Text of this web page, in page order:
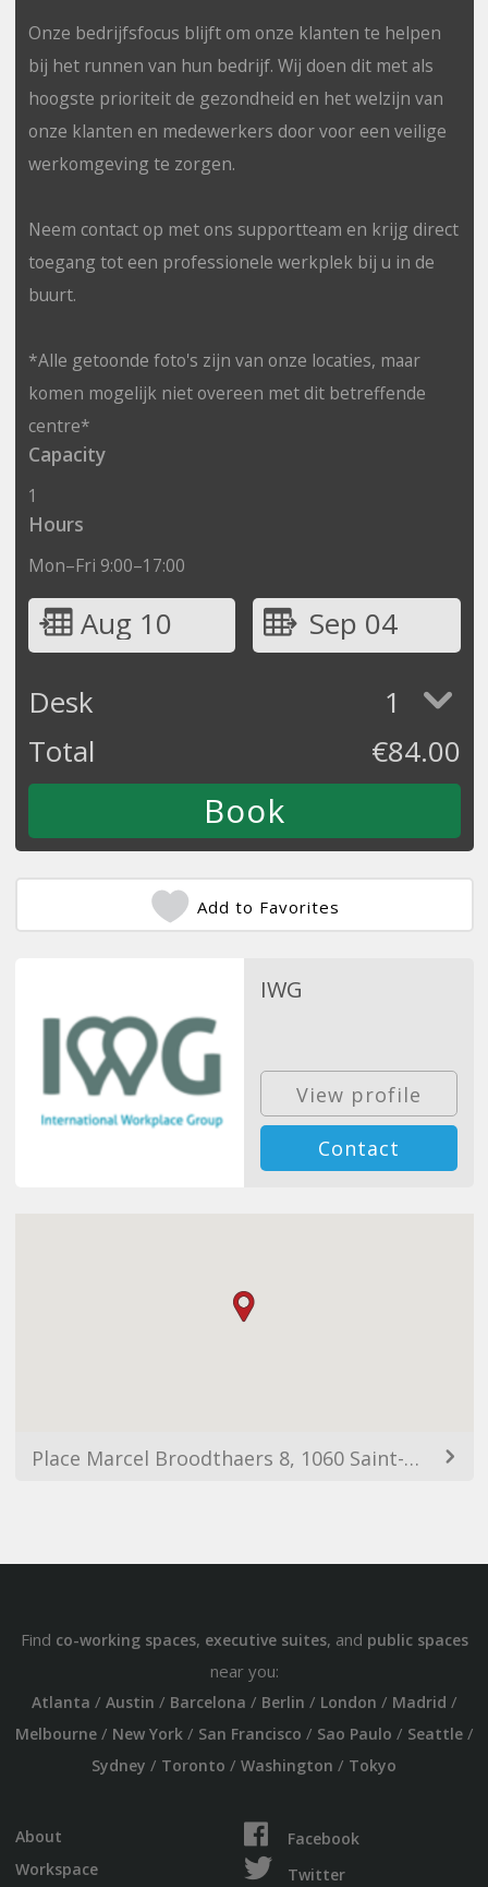
Onze bedrijfsfocus blijft om onze klanten te helpen
bij het runnen van hun bedrijf. Wij doen dit met als
hoogste prioriteit de gezondheid en het welzijn van
onze klanten en medewerkers door voor een veilige
werkomgeving te zorgen.
Neem contact op met ons supportteam en krijg direct
toegang tot een professionele werkplek bij u in de
buurt.
*Alle getoonde foto's zijn van onze locaties, maar
komen mogelijk niet overeen met dit betreffende
centre*
Capacity
1
Hours
Mon–Fri 9:00–17:00
Aug 10
Sep 04
Desk
1
Total
€84.00
Add to Favorites
IWG
View profile
Contact
Place Marcel Broodthaers 8, 1060 Saint-Gilles, Belgium
Find co-working spaces, executive suites, and public spaces
near you:
Atlanta / Austin / Barcelona / Berlin / London / Madrid /
Melbourne/ New York/ San Francisco / Sao Paulo / Seattle/
Sydney / Toronto / Washington / Tokyo
About
Workspace
Facebook
Twitter